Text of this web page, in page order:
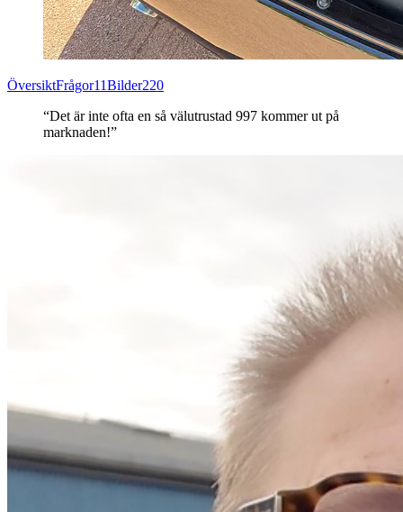
ÖversiktFrågor11Bilder220
“Det är inte ofta en så välutrustad 997 kommer ut på
marknaden!”